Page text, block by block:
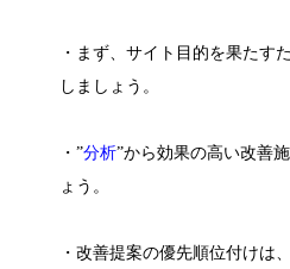
・まず、サイト目的を果たす
しましょう。
・”分析”から効果の高い改善
ょう。
・改善提案の優先順位付けは